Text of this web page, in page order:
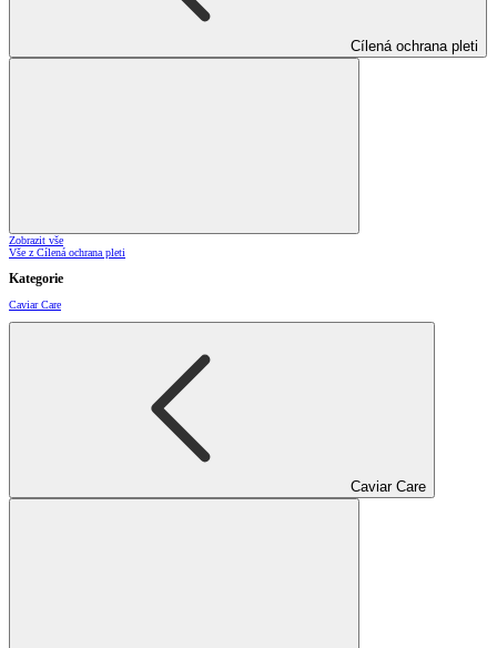
Cílená ochrana pleti
Zobrazit vše
Vše z Cílená ochrana pleti
Kategorie
Caviar Care
Caviar Care